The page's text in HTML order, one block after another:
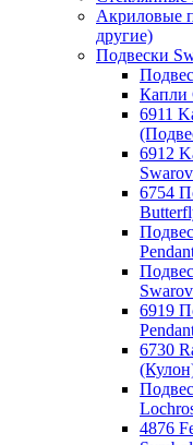
Акриловые
другие)
Подвески
Капли
6911
6912
6754
6919
6730
4876